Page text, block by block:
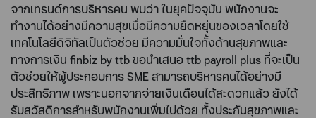
จากเทรนด์การบริหารคน พบว่า ในยุคปัจจุบัน พนักงานจะ
ทำงานได้อย่างมีความสุขเมื่อมีความยืดหยุ่นของเวลาโดยใช้
เทคโนโลยีดิจิทัลเป็นตัวช่วย มีความมั่นใจทั้งด้านสุขภาพและ
ทางการเงิน finbiz by ttb ขอนำเสนอ ttb payroll plus ที่จะเป็น
ตัวช่วยให้ผู้ประกอบการ SME สามารถบริหารคนได้อย่างมี
ประสิทธิภาพ เพราะนอกจากจ่ายเงินเดือนได้สะดวกแล้ว ยังได้
รับสวัสดิการสำหรับพนักงานเพิ่มไปด้วย ทั้งประกันสุขภาพและ